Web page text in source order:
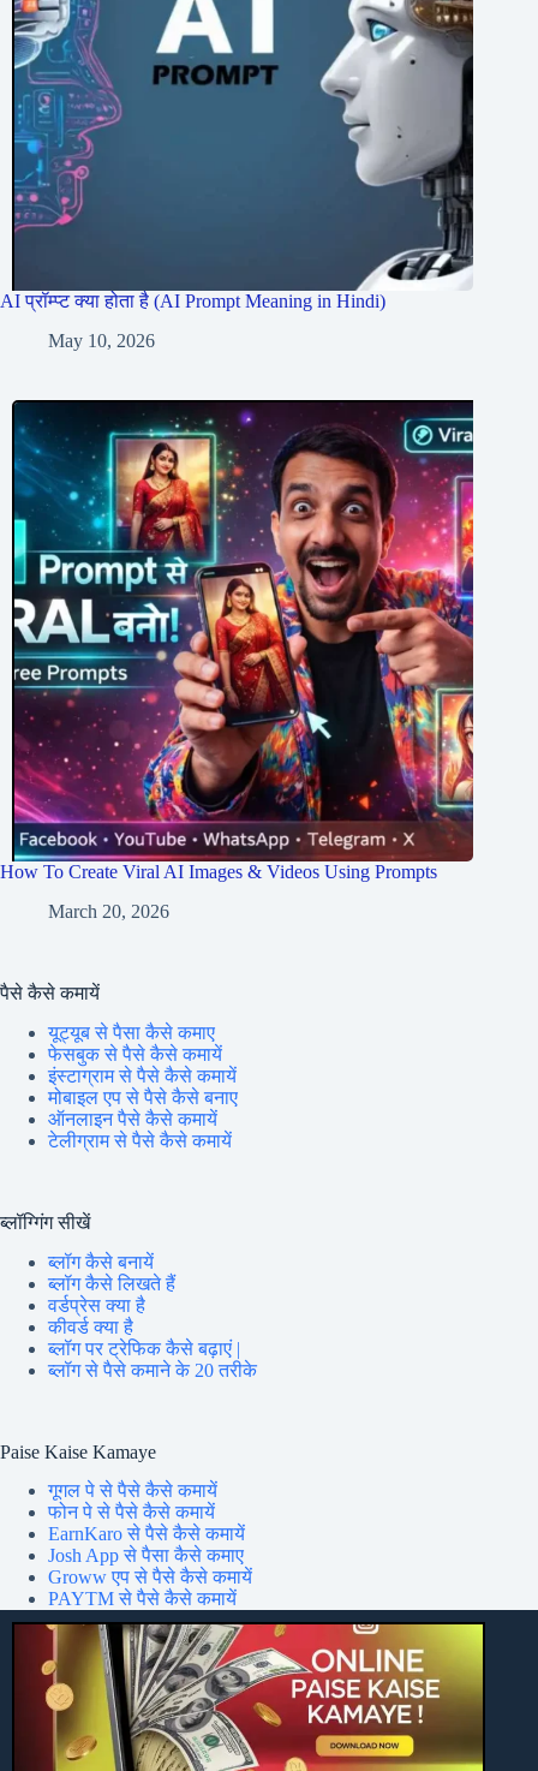
AI प्रॉम्प्ट क्या होता है (AI Prompt Meaning in Hindi)
May 10, 2026
How To Create Viral AI Images & Videos Using Prompts
March 20, 2026
पैसे कैसे कमायें
यूट्यूब से पैसा कैसे कमाए
फेसबुक से पैसे कैसे कमायें
इंस्टाग्राम से पैसे कैसे कमायें
मोबाइल एप से पैसे कैसे बनाए
ऑनलाइन पैसे कैसे कमायें
टेलीग्राम से पैसे कैसे कमायें
ब्लॉग्गिंग सीखें
ब्लॉग कैसे बनायें
ब्लॉग कैसे लिखते हैं
वर्डप्रेस क्या है
कीवर्ड क्या है
ब्लॉग पर ट्रेफिक कैसे बढ़ाएं |
ब्लॉग से पैसे कमाने के 20 तरीके
Paise Kaise Kamaye
गूगल पे से पैसे कैसे कमायें
फोन पे से पैसे कैसे कमायें
EarnKaro से पैसे कैसे कमायें
Josh App से पैसा कैसे कमाए
Groww एप से पैसे कैसे कमायें
PAYTM से पैसे कैसे कमायें